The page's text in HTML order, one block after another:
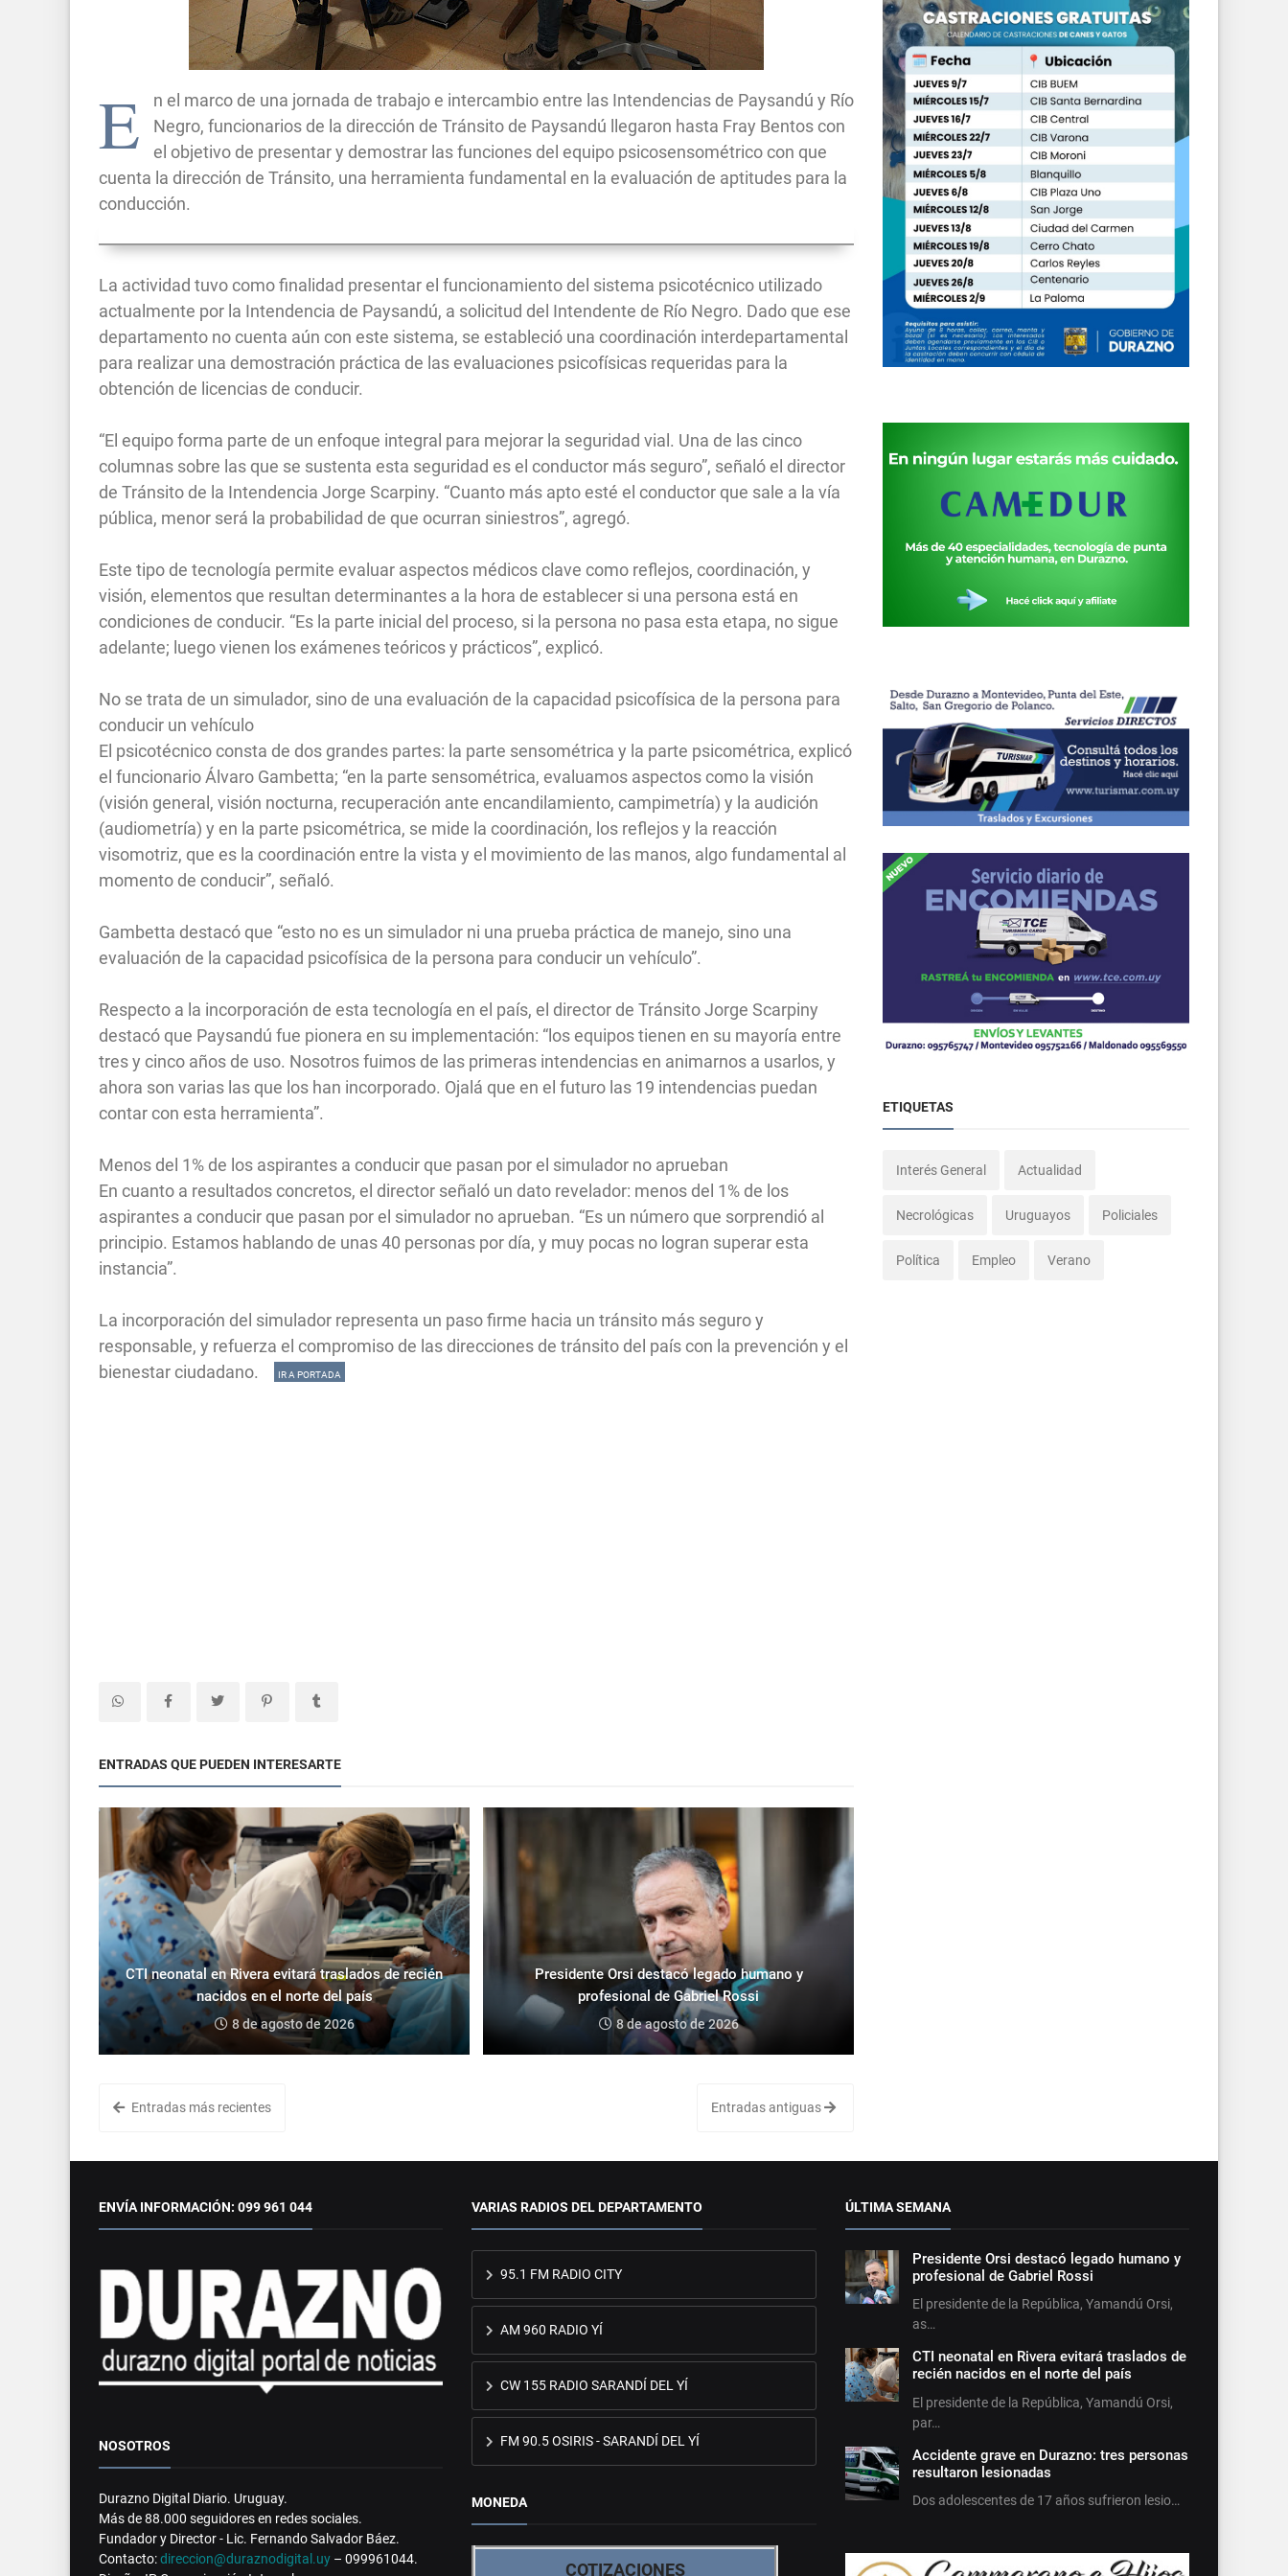
E
n el marco de una jornada de trabajo e intercambio entre las Intendencias de Paysandú y Río
Negro, funcionarios de la dirección de Tránsito de Paysandú llegaron hasta Fray Bentos con
el objetivo de presentar y demostrar las funciones del equipo psicosensométrico con que
cuenta la dirección de Tránsito, una herramienta fundamental en la evaluación de aptitudes para la
conducción.
La actividad tuvo como finalidad presentar el funcionamiento del sistema psicotécnico utilizado
actualmente por la Intendencia de Paysandú, a solicitud del Intendente de Río Negro. Dado que ese
departamento no cuenta aún con este sistema, se estableció una coordinación interdepartamental
para realizar una demostración práctica de las evaluaciones psicofísicas requeridas para la
obtención de licencias de conducir.
“El equipo forma parte de un enfoque integral para mejorar la seguridad vial. Una de las cinco
columnas sobre las que se sustenta esta seguridad es el conductor más seguro”, señaló el director
de Tránsito de la Intendencia Jorge Scarpiny. “Cuanto más apto esté el conductor que sale a la vía
pública, menor será la probabilidad de que ocurran siniestros”, agregó.
Este tipo de tecnología permite evaluar aspectos médicos clave como reflejos, coordinación, y
visión, elementos que resultan determinantes a la hora de establecer si una persona está en
condiciones de conducir. “Es la parte inicial del proceso, si la persona no pasa esta etapa, no sigue
adelante; luego vienen los exámenes teóricos y prácticos”, explicó.
No se trata de un simulador, sino de una evaluación de la capacidad psicofísica de la persona para
conducir un vehículo
El psicotécnico consta de dos grandes partes: la parte sensométrica y la parte psicométrica, explicó
el funcionario Álvaro Gambetta; “en la parte sensométrica, evaluamos aspectos como la visión
(visión general, visión nocturna, recuperación ante encandilamiento, campimetría) y la audición
(audiometría) y en la parte psicométrica, se mide la coordinación, los reflejos y la reacción
visomotriz, que es la coordinación entre la vista y el movimiento de las manos, algo fundamental al
momento de conducir”, señaló.
Gambetta destacó que “esto no es un simulador ni una prueba práctica de manejo, sino una
evaluación de la capacidad psicofísica de la persona para conducir un vehículo”.
Respecto a la incorporación de esta tecnología en el país, el director de Tránsito Jorge Scarpiny
destacó que Paysandú fue pionera en su implementación: “los equipos tienen en su mayoría entre
tres y cinco años de uso. Nosotros fuimos de las primeras intendencias en animarnos a usarlos, y
ahora son varias las que los han incorporado. Ojalá que en el futuro las 19 intendencias puedan
contar con esta herramienta”.
Menos del 1% de los aspirantes a conducir que pasan por el simulador no aprueban
En cuanto a resultados concretos, el director señaló un dato revelador: menos del 1% de los
aspirantes a conducir que pasan por el simulador no aprueban. “Es un número que sorprendió al
principio. Estamos hablando de unas 40 personas por día, y muy pocas no logran superar esta
instancia”.
La incorporación del simulador representa un paso firme hacia un tránsito más seguro y
responsable, y refuerza el compromiso de las direcciones de tránsito del país con la prevención y el
bienestar ciudadano.
IR A PORTADA
ENTRADAS QUE PUEDEN INTERESARTE
CTI neonatal en Rivera evitará traslados de recién
nacidos en el norte del país
8 de agosto de 2026
Presidente Orsi destacó legado humano y
profesional de Gabriel Rossi
8 de agosto de 2026
Entradas más recientes Entradas antiguas
ETIQUETAS
Interés General Actualidad
Necrológicas Uruguayos Policiales
Política Empleo Verano
ENVÍA INFORMACIÓN: 099 961 044
NOSOTROS
Durazno Digital Diario. Uruguay.
Más de 88.000 seguidores en redes sociales.
Fundador y Director - Lic. Fernando Salvador Báez.
Contacto:direccion@duraznodigital.uy – 099961044.
VARIAS RADIOS DEL DEPARTAMENTO
95.1 FM RADIO CITY
AM 960 RADIO YÍ
CW 155 RADIO SARANDÍ DEL YÍ
FM 90.5 OSIRIS - SARANDÍ DEL YÍ
MONEDA
COTIZACIONES
ÚLTIMA SEMANA
Presidente Orsi destacó legado humano y
profesional de Gabriel Rossi
El presidente de la República, Yamandú Orsi,
as…
CTI neonatal en Rivera evitará traslados de
recién nacidos en el norte del país
El presidente de la República, Yamandú Orsi,
par…
Accidente grave en Durazno: tres personas
resultaron lesionadas
Dos adolescentes de 17 años sufrieron lesio…